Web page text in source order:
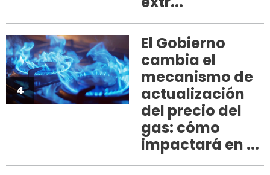
4
El Gobierno
cambia el
mecanismo de
actualización
del precio del
gas: cómo
impactará en ...